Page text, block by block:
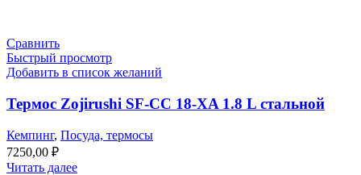
Сравнить
Быстрый просмотр
Добавить в список желаний
Термос Zojirushi SF-CC 18-XA 1.8 L стальной
Кемпинг, Посуда, термосы
7250,00 ₽
Читать далее